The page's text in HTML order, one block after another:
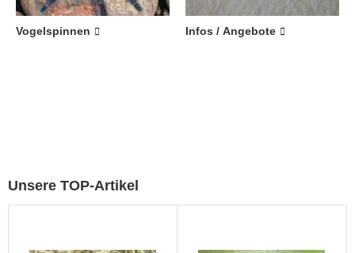
Vogelspinnen Infos / Angebote
Unsere TOP-Artikel